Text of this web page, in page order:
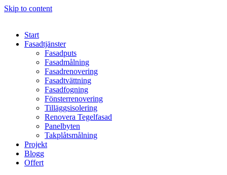
Skip to content
Start
Fasadtjänster
Fasadputs
Fasadmålning
Fasadrenovering
Fasadtvättning
Fasadfogning
Fönsterrenovering
Tilläggsisolering
Renovera Tegelfasad
Panelbyten
Takplåtsmålning
Projekt
Blogg
Offert